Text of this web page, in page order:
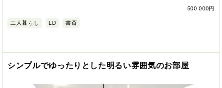
500,000円
二人暮らし LD 書斎
シンプルでゆったりとした明るい雰囲気のお部屋